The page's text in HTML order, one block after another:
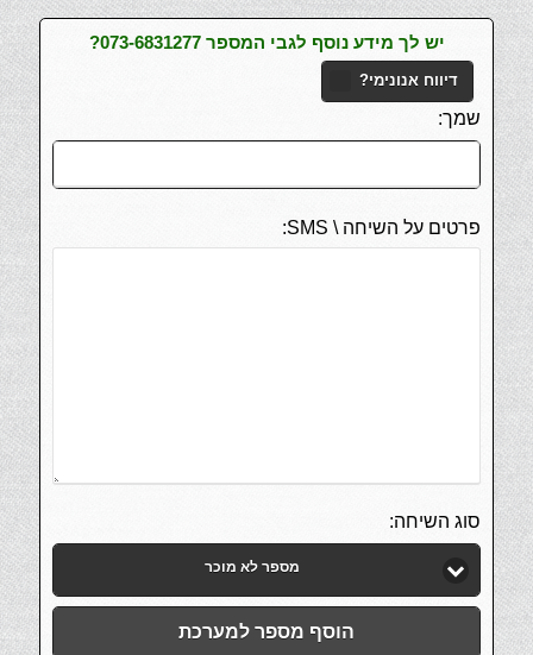
יש לך מידע נוסף לגבי המספר 073-6831277?
דיווח אנונימי?
שמך:
פרטים על השיחה \ SMS:
סוג השיחה:
מספר לא מוכר
הוסף מספר למערכת